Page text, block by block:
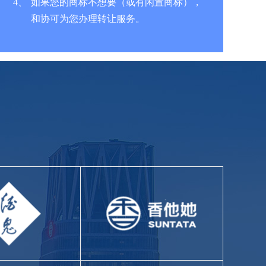
4、
如果您的商标不想要（或有闲置商标），
和协可为您办理转让服务。